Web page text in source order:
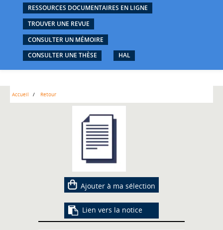
RESSOURCES DOCUMENTAIRES EN LIGNE
TROUVER UNE REVUE
CONSULTER UN MÉMOIRE
CONSULTER UNE THÈSE
HAL
Accueil Retour
Ajouter à ma sélection
Lien vers la notice